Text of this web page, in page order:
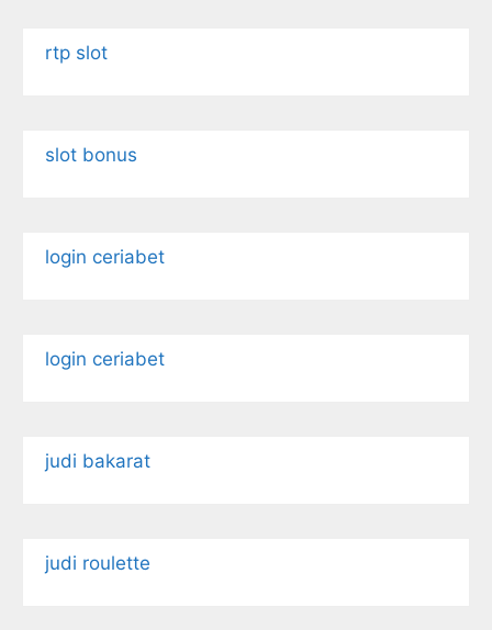
rtp slot
slot bonus
login ceriabet
login ceriabet
judi bakarat
judi roulette